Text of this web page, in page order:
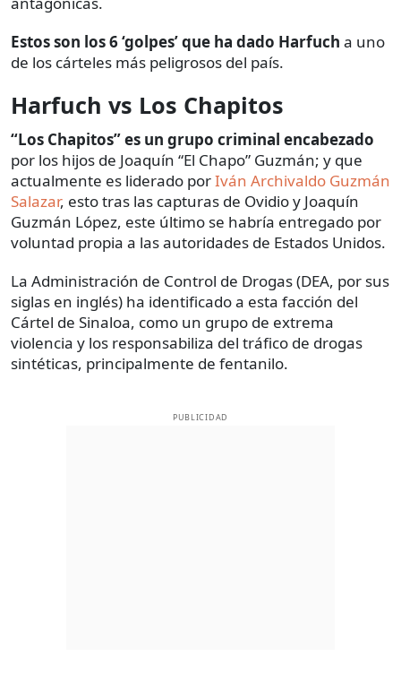
Estos son los 6 ‘golpes’ que ha dado Harfuch a uno
de los cárteles más peligrosos del país.
Harfuch vs Los Chapitos
“Los Chapitos” es un grupo criminal encabezado
por los hijos de Joaquín “El Chapo” Guzmán; y que
actualmente es liderado porIván Archivaldo Guzmán
Salazar, esto tras las capturas de Ovidio y Joaquín
Guzmán López, este último se habría entregado por
voluntad propia a las autoridades de Estados Unidos.
La Administración de Control de Drogas (DEA, por sus
siglas en inglés) ha identificado a esta facción del
Cártel de Sinaloa, como un grupo de extrema
violencia y los responsabiliza del tráfico de drogas
sintéticas, principalmente de fentanilo.
PUBLICIDAD